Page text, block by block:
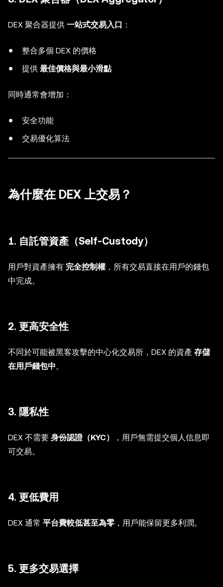
DEX 聚合器提供 一站式交易入口 ：
整合多個 DEX 的價格
提供 最佳價格與最小滑點
同時通常會增加：
安全功能
交易優化算法
為什麼在 DEX 上交易？
1. 自託管資產（Self-Custody）
用戶對資產擁有 完全控制權 ，所有交易直接在用戶的錢包
中完成。
2. 更高安全性
不同於可能被黑客攻擊的中心化交易所，DEX 的資產 存儲
在用戶錢包中。
3. 隱私性
DEX 不需要 身份認證（KYC）
，用戶無需提交個人信息即
可交易。
4. 更低費用
DEX 通常 平台費較低甚至為零 ，用戶能保留更多利潤。
5. 更多交易選擇